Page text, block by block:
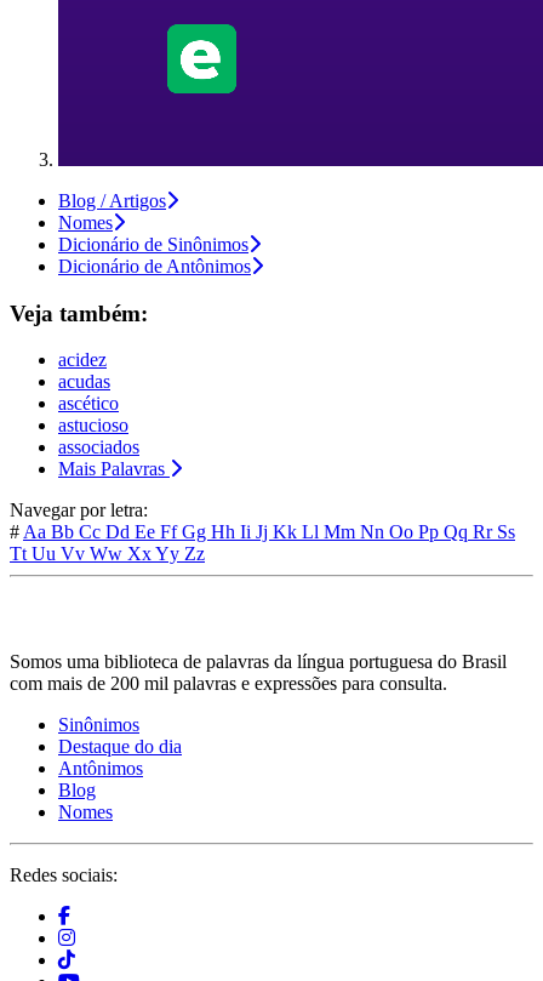
Blog / Artigos
Nomes
Dicionário de Sinônimos
Dicionário de Antônimos
Veja também:
acidez
acudas
ascético
astucioso
associados
Mais Palavras
Navegar por letra:
# Aa Bb Cc Dd Ee FfGg Hh Ii Jj Kk Ll Mm Nn Oo Pp Qq Rr Ss
Tt Uu Vv Ww XxYy Zz
Somos uma biblioteca de palavras da língua portuguesa do Brasil
com mais de 200 mil palavras e expressões para consulta.
Sinônimos
Destaque do dia
Antônimos
Blog
Nomes
Redes sociais: